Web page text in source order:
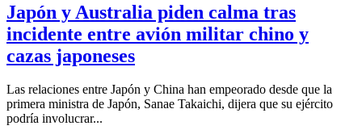
Japón y Australia piden calma tras
incidente entre avión militar chino y
cazas japoneses
Las relaciones entre Japón y China han empeorado desde que la
primera ministra de Japón, Sanae Takaichi, dijera que su ejército
podría involucrar...